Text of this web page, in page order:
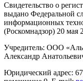
Свидетельство о
выдано Федеральной
информационных
(Роскомнадзор) 20 мая
Учредитель: ООО
Александр
Юридический адрес: